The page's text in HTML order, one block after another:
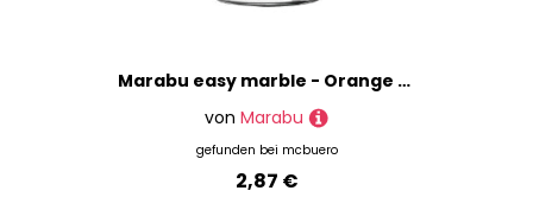
Marabu easy marble - Orange 013 15 ml.
von Marabu
gefunden bei mcbuero
2,87 €